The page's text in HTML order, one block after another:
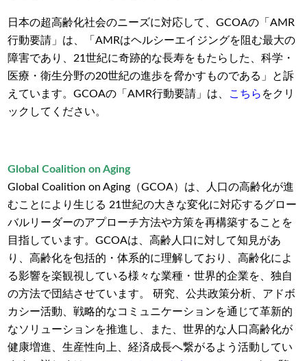
日本の超高齢化社会のニーズに対応して、GCOAの「AMR
行動要請」は、「AMRはヘルシーエイジングを阻む最大の
障害であり、 21世紀に奇跡的な長寿をもたらした、科学・
医療・衛生分野の20世紀の進歩を脅かすものである」と訴
えています。GCOAの「AMR行動要請」は、 こちら をクリ
ックしてください。
Global Coalition on Aging
Global Coalition on Aging （GCOA）は、人口の高齢化が進
むことにより生じる 21世紀の大きな変化に対応するグロー
バルリーダーのアプローチ方法や方策を再構築することを
目指しています。GCOAは、高齢人口に対して知見があ
り、高齢化を包括的・体系的に理解しており、高齢化によ
る影響を楽観視している様々な業種・世界的企業を、独自
の方法で団結させています。 研究、公共政策分析、アドボ
カシー活動、戦略的なコミュニケーションを通じて革新的
なソリューションを推進し、また、世界的な人口高齢化が
健康増進、生産性向上、経済成長へ繋がるよう活動してい